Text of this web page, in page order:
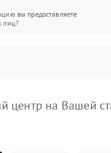
вы предоставляете
лиц?
центр на Вашей